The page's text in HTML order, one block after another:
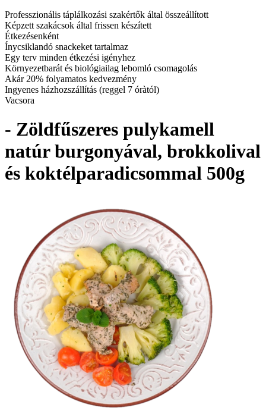
Professzionális táplálkozási szakértők által összeállított
Képzett szakácsok által frissen készített
Étkezésenként
Ínycsiklandó snackeket tartalmaz
Egy terv minden étkezési igényhez
Környezetbarát és biológiailag lebomló csomagolás
Akár 20% folyamatos kedvezmény
Ingyenes házhozszállítás (reggel 7 óràtól)
Vacsora
- Zöldfűszeres pulykamell
natúr burgonyával, brokkolival
és koktélparadicsommal 500g